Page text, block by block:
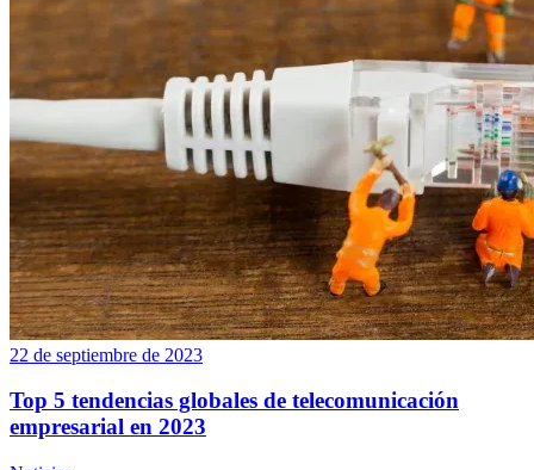
22 de septiembre de 2023
Top 5 tendencias globales de telecomunicación
empresarial en 2023